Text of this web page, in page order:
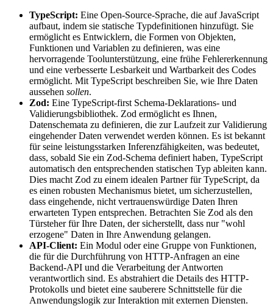
TypeScript: Eine Open-Source-Sprache, die auf JavaScript
aufbaut, indem sie statische Typdefinitionen hinzufügt. Sie
ermöglicht es Entwicklern, die Formen von Objekten,
Funktionen und Variablen zu definieren, was eine
hervorragende Toolunterstützung, eine frühe Fehlererkennung
und eine verbesserte Lesbarkeit und Wartbarkeit des Codes
ermöglicht. Mit TypeScript beschreiben Sie, wie Ihre Daten
aussehen sollen.
Zod: Eine TypeScript-first Schema-Deklarations- und
Validierungsbibliothek. Zod ermöglicht es Ihnen,
Datenschemata zu definieren, die zur Laufzeit zur Validierung
eingehender Daten verwendet werden können. Es ist bekannt
für seine leistungsstarken Inferenzfähigkeiten, was bedeutet,
dass, sobald Sie ein Zod-Schema definiert haben, TypeScript
automatisch den entsprechenden statischen Typ ableiten kann.
Dies macht Zod zu einem idealen Partner für TypeScript, da
es einen robusten Mechanismus bietet, um sicherzustellen,
dass eingehende, nicht vertrauenswürdige Daten Ihren
erwarteten Typen entsprechen. Betrachten Sie Zod als den
Türsteher für Ihre Daten, der sicherstellt, dass nur "wohl
erzogene" Daten in Ihre Anwendung gelangen.
API-Client: Ein Modul oder eine Gruppe von Funktionen,
die für die Durchführung von HTTP-Anfragen an eine
Backend-API und die Verarbeitung der Antworten
verantwortlich sind. Es abstrahiert die Details des HTTP-
Protokolls und bietet eine sauberere Schnittstelle für die
Anwendungslogik zur Interaktion mit externen Diensten.